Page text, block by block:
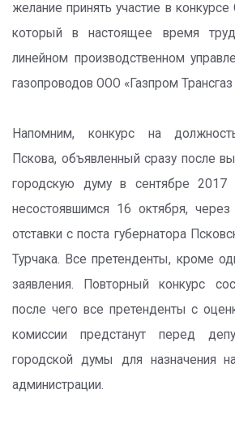
желание принять участие в
который в настоящее время
линейном производственном
газопроводов ООО «Газпром
Напомним, конкурс на
Пскова, объявленный сразу после
городскую думу в сентябре 2017
несостоявшимся 16 октября,
отставки с поста губернатора
Турчака. Все претенденты, кроме
заявления. Повторный конкурс
после чего все претенденты с
комиссии предстанут перед
городской думы для назначения
администрации.